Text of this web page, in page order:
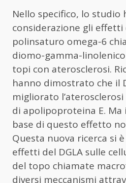
Nello specifico, lo studio
considerazione gli effetti
polinsaturo omega-6
diomo-gamma-linolenico
topi con aterosclerosi.
hanno dimostrato che il
migliorato
di apolipoproteina E. Ma
base di questo effetto
Questa nuova ricerca si
effetti del DGLA sulle
del topo chiamate
diversi meccanismi